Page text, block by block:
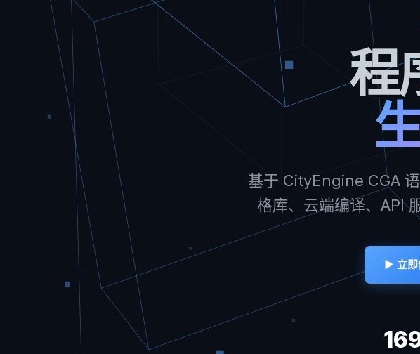
程
基于 CityEngine CGA
格库、云端编译、API
▶ 立即